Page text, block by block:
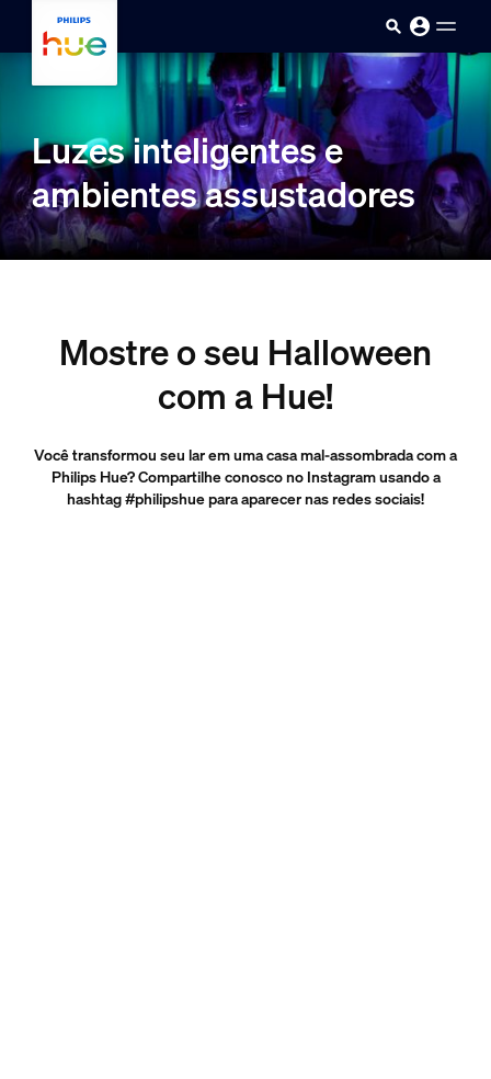
Luzes inteligentes e
ambientes assustadores
Mostre o seu Halloween
com a Hue!
Você transformou seu lar em uma casa mal-assombrada com a
Philips Hue? Compartilhe conosco no Instagram usando a
hashtag #philipshue para aparecer nas redes sociais!